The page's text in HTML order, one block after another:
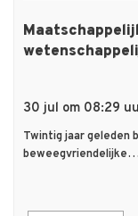
30 jul om 08:29
Twintig jaar geleden
beweegvriendelijke…